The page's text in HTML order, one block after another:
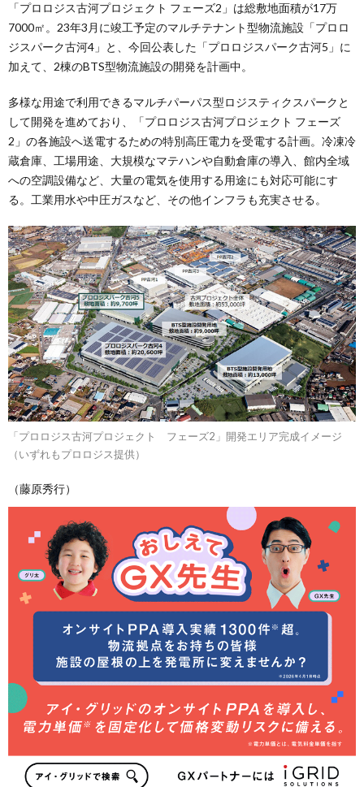
「プロロジス古河プロジェクト フェーズ2」は総敷地面積が17万
7000㎡。23年3月に竣工予定のマルチテナント型物流施設「プロロ
ジスパーク古河4」と、今回公表した「プロロジスパーク古河5」に
加えて、2棟のBTS型物流施設の開発を計画中。
多様な用途で利用できるマルチパーパス型ロジスティクスパークと
して開発を進めており、「プロロジス古河プロジェクト フェーズ
2」の各施設へ送電するための特別高圧電力を受電する計画。冷凍冷
蔵倉庫、工場用途、大規模なマテハンや自動倉庫の導入、館内全域
への空調設備など、大量の電気を使用する用途にも対応可能にす
る。工業用水や中圧ガスなど、その他インフラも充実させる。
「プロロジス古河プロジェクト フェーズ2」開発エリア完成イメージ
（いずれもプロロジス提供）
（藤原秀行）